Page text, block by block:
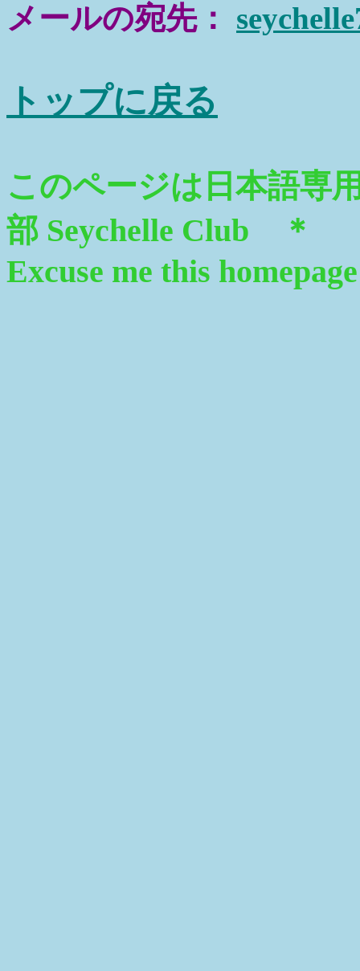
メールの宛先：
トップに戻る
このページは日本語専
部 Seychelle Club ＊
Excuse me this